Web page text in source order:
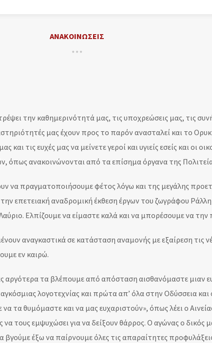
ΑΝΑΚΟΙΝΩΣΕΙΣ
την καθημερινότητά μας, τις υποχρεώσεις μας, τις
μας έχουν προς το παρόν ανασταλεί και το
τις ευχές μας να μείνετε γεροί και υγιείς εσείς και οι
όπως ανακοινώνονται από τα επίσημα όργανα της
να πραγματοποιήσουμε φέτος λόγω και της μεγάλης
επετειακή αναδρομική έκθεση έργων του ζωγράφου
Ελπίζουμε να είμαστε καλά και να μπορέσουμε να
αναγκαστικά σε κατάσταση αναμονής με εξαίρεση τις
εν καιρώ.
αργότερα τα βλέπουμε από απόσταση αισθανόμαστε μιαν
λογοτεχνίας και πρώτα απ’ όλα στην Οδύσσεια και
τα θυμόμαστε και να μας ευχαριστούν», όπως λέει ο
τους εμψυχώσει για να δείξουν θάρρος. Ο αγώνας ο δικός
έξω να παίρνουμε όλες τις απαραίτητες